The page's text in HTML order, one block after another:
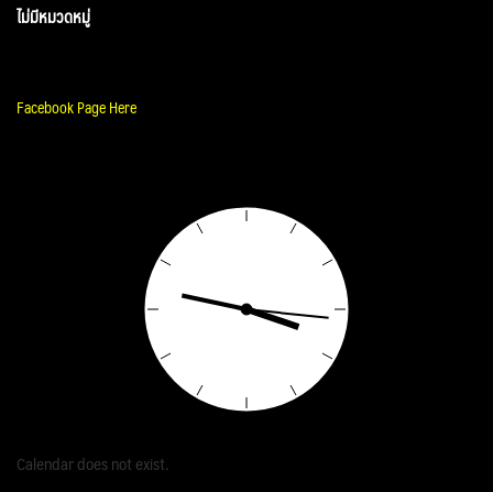
ไม่มีหมวดหมู่
Facebook Page Here
Calendar does not exist.